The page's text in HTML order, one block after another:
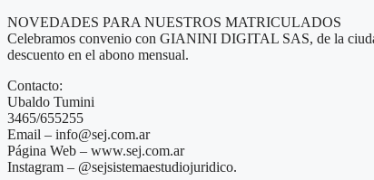
NOVEDADES PARA NUESTROS MATRICULADOS
Celebramos convenio con GIANINI DIGITAL SAS, de la
descuento en el abono mensual.
Contacto:
Ubaldo Tumini
3465/655255
Email – info@sej.com.ar
Página Web – www.sej.com.ar
Instagram – @sejsistemaestudiojuridico.